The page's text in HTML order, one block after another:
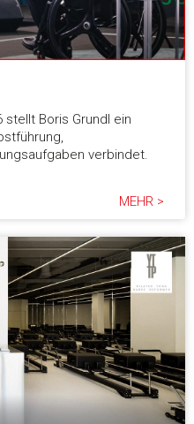
Boris Grundl ein
verbindet.
MEHR >